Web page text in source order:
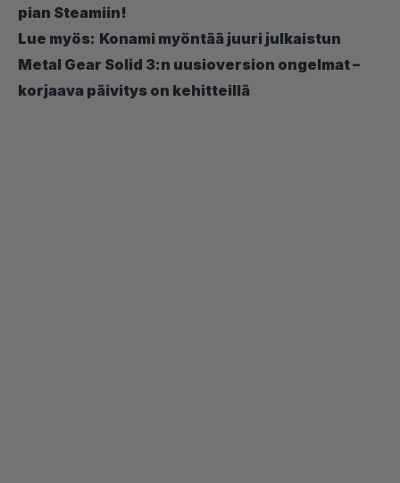
pian Steamiin!
Lue myös: Konami myöntää juuri julkaistun
Metal Gear Solid 3:n uusioversion ongelmat –
korjaava päivitys on kehitteillä